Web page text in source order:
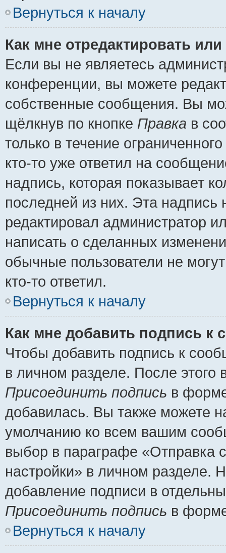
Вернуться к началу
Как мне отредактировать
Если вы не являетесь
конференции, вы можете
собственные сообщения. Вы
щёлкнув по кнопке Правка в
только в течение
кто-то уже ответил на
надпись, которая показывает
последней из них. Эта
редактировал администратор
написать о сделанных
обычные пользователи не
кто-то ответил.
Вернуться к началу
Как мне добавить подпись к
Чтобы добавить подпись к
в личном разделе. После
Присоединить подпись в
добавилась. Вы также можете
умолчанию ко всем вашим
выбор в параграфе «Отправка
настройки» в личном разделе.
добавление подписи в
Присоединить подпись в
Вернуться к началу